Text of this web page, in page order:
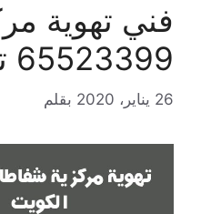
فني تهوية
65523399 تركيب مداخن
26 يناير، 2020 بقلم